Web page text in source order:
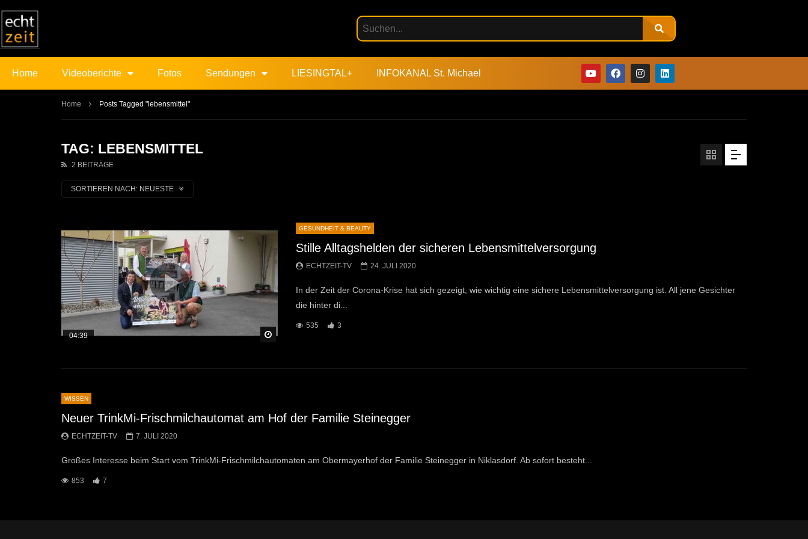
Home Videoberichte Fotos Sendungen LIESINGTAL+ INFOKANAL St. Michael
Home Posts Tagged "lebensmittel"
TAG: LEBENSMITTEL
2 BEITRÄGE
SORTIEREN NACH: NEUESTE
Später Ansehen
04:39
GESUNDHEIT & BEAUTY
Stille Alltagshelden der sicheren Lebensmittelversorgung
ECHTZEIT-TV 24. JULI 2020
In der Zeit der Corona-Krise hat sich gezeigt, wie wichtig eine sichere Lebensmittelversorgung ist. All jene Gesichter
die hinter di...
535 3
WISSEN
Neuer TrinkMi-Frischmilchautomat am Hof der Familie Steinegger
ECHTZEIT-TV 7. JULI 2020
Großes Interesse beim Start vom TrinkMi-Frischmilchautomaten am Obermayerhof der Familie Steinegger in Niklasdorf. Ab sofort besteht...
853 7